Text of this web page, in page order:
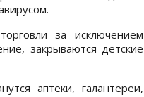
за исключением
закрываются детские
аптеки, галантереи,